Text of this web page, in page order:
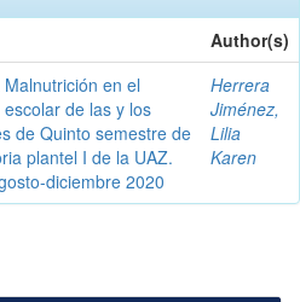
Author(s)
en el
de las y los
de Quinto semestre de
plantel I de la UAZ.
diciembre 2020
Herrera
Jiménez,
Lilia
Karen